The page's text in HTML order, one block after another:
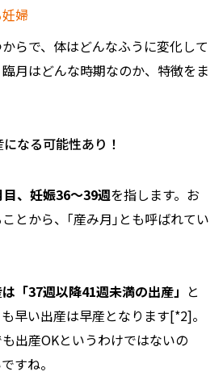
らで、体はどんなふうに変化して
月はどんな時期なのか、特徴をま
なる可能性あり！
目、妊娠36～39週を指します。お
とから、｢産み月｣とも呼ばれてい
「37週以降41週未満の出産」 と
早い出産は早産となります[*2]。
出産OKというわけではないの
すね。